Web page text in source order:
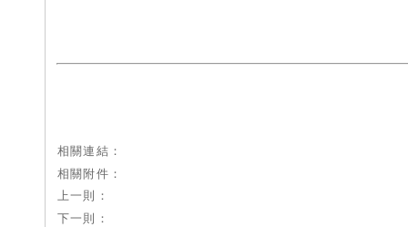
相關連結：
相關附件：
上一則：
下一則：